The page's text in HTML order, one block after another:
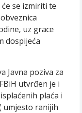
se izmiriti te
uz grace
dospijeća
Javna poziva za
utvrđen je i
plaća i
umjesto ranijih